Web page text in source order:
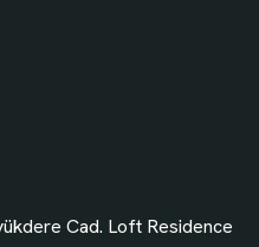
Cad. Loft Residence